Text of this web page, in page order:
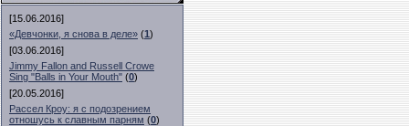
[15.06.2016]
«Девчонки, я снова в деле» (1)
[03.06.2016]
Jimmy Fallon and Russell Crowe
Sing "Balls in Your Mouth" (0)
[20.05.2016]
Рассел Кроу: я с подозрением
отношусь к славным парням (0)